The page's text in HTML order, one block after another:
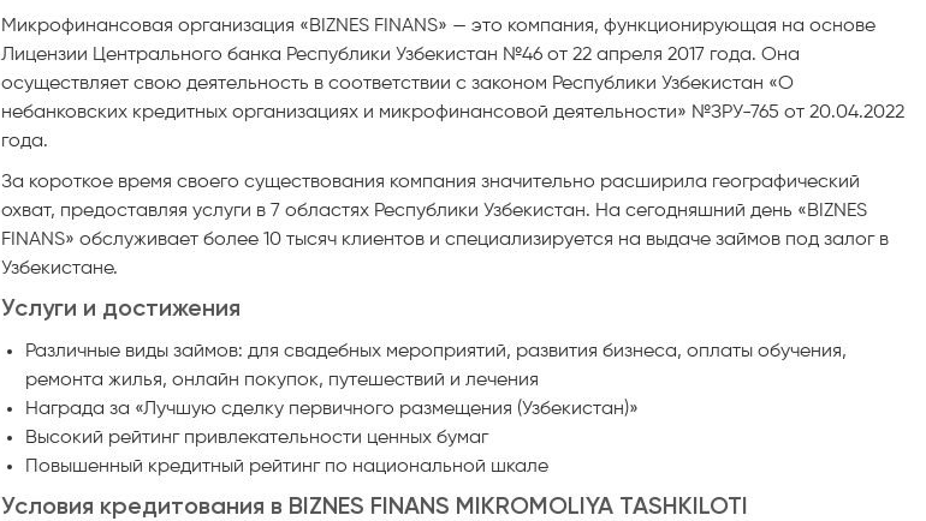
Микрофинансовая организация «BIZNES FINANS» — это компания, функционирующая на основе
Лицензии Центрального банка Республики Узбекистан №46 от 22 апреля 2017 года. Она
осуществляет свою деятельность в соответствии с законом Республики Узбекистан «О
небанковских кредитных организациях и микрофинансовой деятельности» №ЗРУ-765 от 20.04.2022
года.
За короткое время своего существования компания значительно расширила географический
охват, предоставляя услуги в 7 областях Республики Узбекистан. На сегодняшний день «BIZNES
FINANS» обслуживает более 10 тысяч клиентов и специализируется на выдаче займов под залог в
Узбекистане.
Услуги и достижения
Различные виды займов: для свадебных мероприятий, развития бизнеса, оплаты обучения,
ремонта жилья, онлайн покупок, путешествий и лечения
Награда за «Лучшую сделку первичного размещения (Узбекистан)»
Высокий рейтинг привлекательности ценных бумаг
Повышенный кредитный рейтинг по национальной шкале
Условия кредитования в BIZNES FINANS MIKROMOLIYA TASHKILOTI